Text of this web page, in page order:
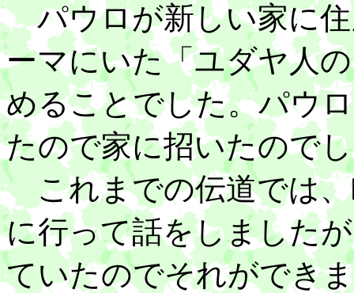
パウロが新しい家に住
ーマにいた「ユダヤ人
めることでした。パウ
たので家に招いたので
これまでの伝道では、
に行って話をしました
ていたのでそれができ